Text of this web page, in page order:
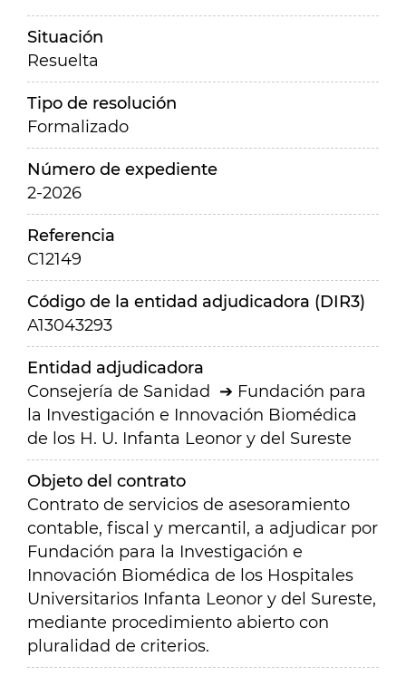
Situación
Resuelta
Tipo de resolución
Formalizado
Número de expediente
2-2026
Referencia
C12149
Código de la entidad adjudicadora (DIR3)
A13043293
Entidad adjudicadora
Consejería de Sanidad
Fundación para
la Investigación e Innovación Biomédica
de los H. U. Infanta Leonor y del Sureste
Objeto del contrato
Contrato de servicios de asesoramiento
contable, fiscal y mercantil, a adjudicar por
Fundación para la Investigación e
Innovación Biomédica de los Hospitales
Universitarios Infanta Leonor y del Sureste,
mediante procedimiento abierto con
pluralidad de criterios.